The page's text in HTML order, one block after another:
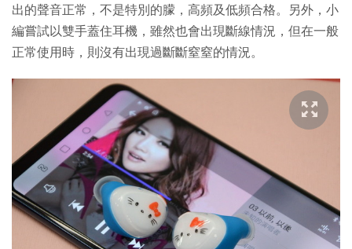
出的聲音正常，不是特別的朦，高頻及低頻合格。另外，小
編嘗試以雙手蓋住耳機，雖然也會出現斷線情況，但在一般
正常使用時，則沒有出現過斷斷窒窒的情況。